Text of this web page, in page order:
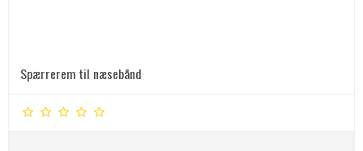
Spærrerem til næsebånd